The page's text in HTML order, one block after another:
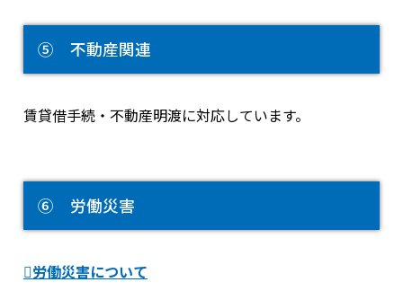
⑤ 不動産関連
賃貸借手続・不動産明渡に対応しています。
⑥ 労働災害
労働災害について